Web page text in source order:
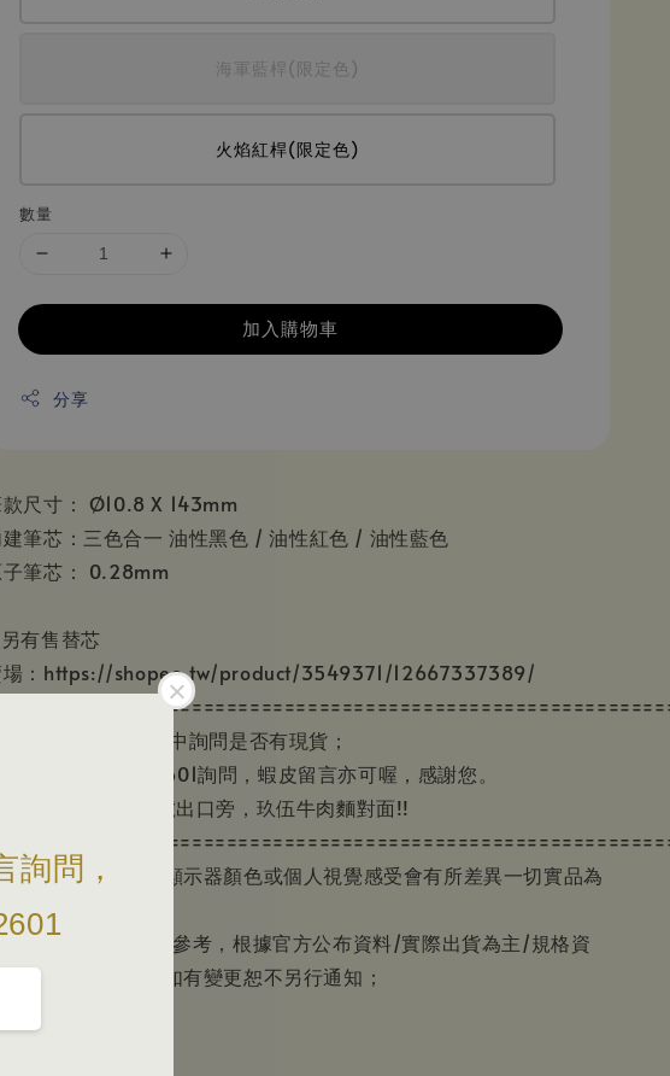
詢問，
海軍藍桿(限定色)
火焰紅桿(限定色)
數量
加入購物車
分享
款尺寸： Ø10.8 X 143mm
筆芯：三色合一 油性黑色 / 油性紅色 / 油性藍色
子筆芯： 0.28mm
有售替芯
場：https://shopee.tw/product/3549371/12667337389/
標前，請先在Q&A中詢問是否有現貨；
撥電話02-23932601詢問，蝦皮留言亦可喔，感謝您。
市在忠孝新生站2號出口旁，玖伍牛肉麵對面!!
的照片顏色因為顯示器顏色或個人視覺感受會有所差異一切實品為
。
賣場照片/資訊僅供參考，根據官方公布資料/實際出貨為主/規格資
原廠公佈為準，如有變更恕不另行通知；